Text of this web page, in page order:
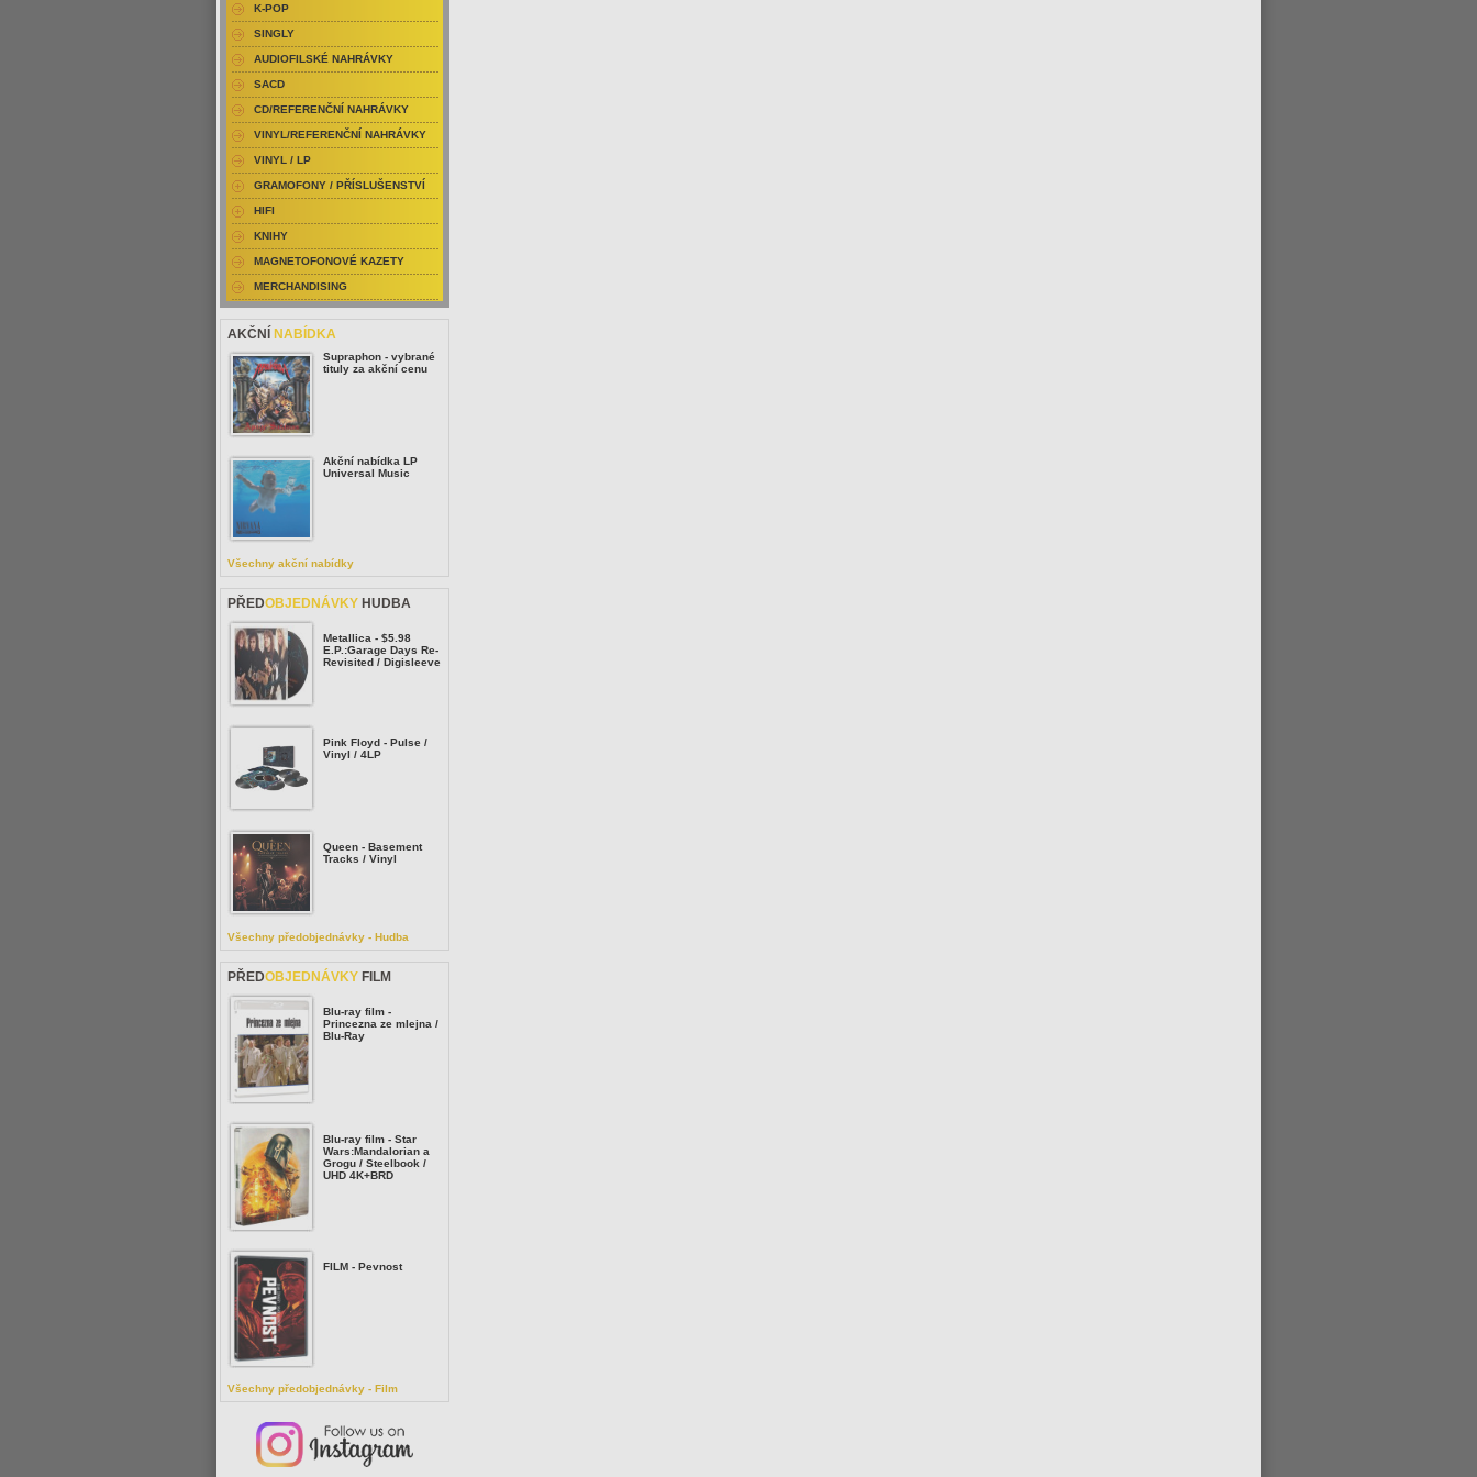
K-POP
SINGLY
AUDIOFILSKÉ NAHRÁVKY
SACD
CD/REFERENČNÍ NAHRÁVKY
VINYL/REFERENČNÍ NAHRÁVKY
VINYL / LP
GRAMOFONY / PŘÍSLUŠENSTVÍ
HIFI
KNIHY
MAGNETOFONOVÉ KAZETY
MERCHANDISING
AKČNÍ NABÍDKA
Supraphon - vybrané
tituly za akční cenu
Akční nabídka LP
Universal Music
Všechny akční nabídky
PŘEDOBJEDNÁVKY HUDBA
Metallica - $5.98
E.P.:Garage Days Re-
Revisited / Digisleeve
Pink Floyd - Pulse /
Vinyl / 4LP
Queen - Basement
Tracks / Vinyl
Všechny předobjednávky - Hudba
PŘEDOBJEDNÁVKY FILM
Blu-ray film -
Princezna ze mlejna /
Blu-Ray
Blu-ray film - Star
Wars:Mandalorian a
Grogu / Steelbook /
UHD 4K+BRD
FILM - Pevnost
Všechny předobjednávky - Film